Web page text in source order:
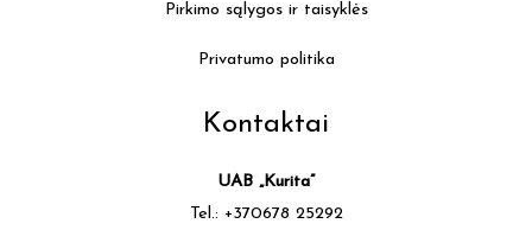
Pirkimo sąlygos ir taisyklės
Privatumo politika
Kontaktai
UAB „Kurita”
Tel.: +370678 25292